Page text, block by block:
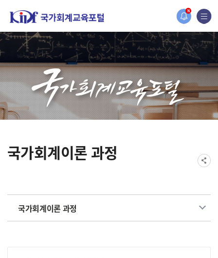
N
홈페이지가 새롭게 개편되었습니다.
한국조세재정연구원홈페이지가 새롭게 개설되었습니다.
국가회계이론 과정
국가회계이론 과정